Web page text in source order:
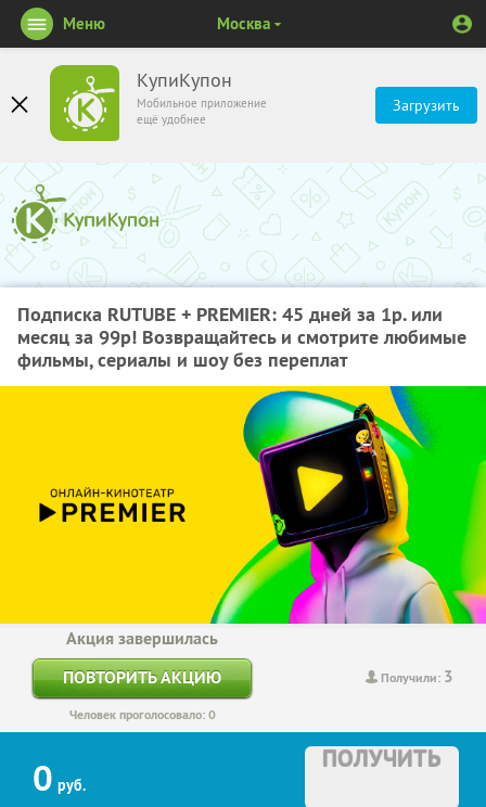
КупиКупон
Мобильное приложение
ещё удобнее
Загрузить
Меню Москва
Подписка RUTUBE + PREMIER: 45 дней за 1р. или
месяц за 99р! Возвращайтесь и смотрите любимые
фильмы, сериалы и шоу без переплат
Получили: 3
Акция завершилась
ПОВТОРИТЬ АКЦИЮ
Человек проголосовало: 0
0 руб.
ПОЛУЧИТЬ